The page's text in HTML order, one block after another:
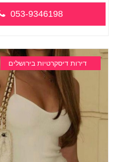
053-9346198
דירות דיסקרטיות בירושלים